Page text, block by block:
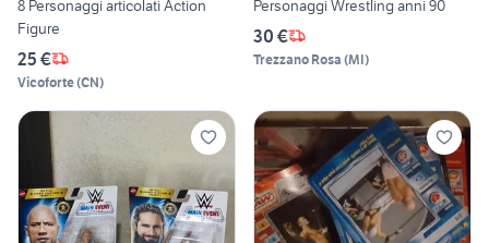
8 Personaggi articolati Action
Figure
25 €
Vicoforte(CN)
Personaggi Wrestling anni 90
30 €
Trezzano Rosa (MI)